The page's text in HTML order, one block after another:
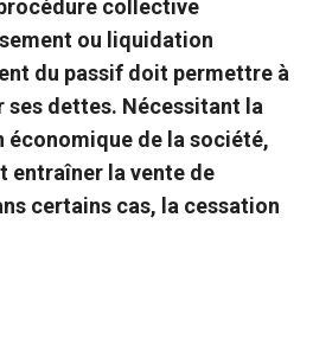
collective
ou liquidation
du passif doit permettre à
ses dettes. Nécessitant la
économique de la société,
entraîner la vente de
certains cas, la cessation